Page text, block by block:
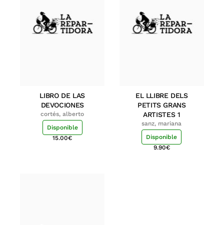
LIBRO DE LAS
DEVOCIONES
cortés, alberto
Disponible
15.00€
EL LLIBRE DELS
PETITS GRANS
ARTISTES 1
sanz, mariana
Disponible
9.90€